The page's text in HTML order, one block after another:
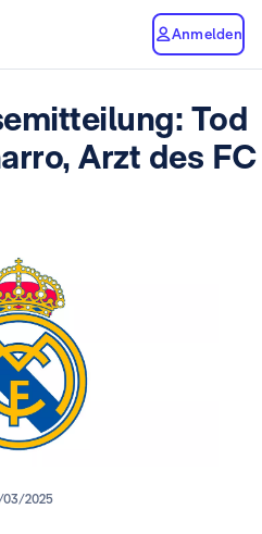
Anmelden
Tod
Arzt des FC
2025